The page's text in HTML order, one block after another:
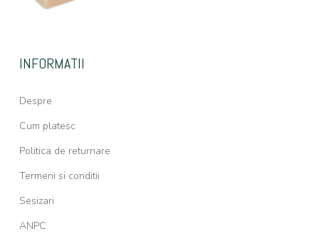
INFORMATII
Despre
Cum platesc
Politica de returnare
Termeni si conditii
Sesizari
ANPC